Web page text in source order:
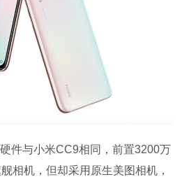
件与小米CC9相同，前置3200万
相机，但却采用原生美图相机，